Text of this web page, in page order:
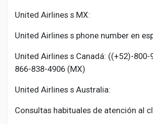
United Airlines s MX:
United Airlines s phone number en
United Airlines s Canadá: ((+52)-800-
866-838-4906 (MX)
United Airlines s Australia:
Consultas habituales de atención al